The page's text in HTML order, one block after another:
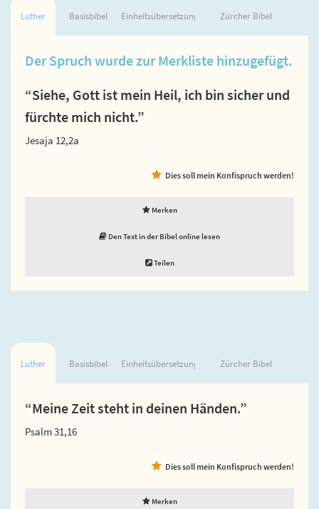
Luther Basisbibel Einheitsübersetzung Zürcher Bibel
Der Spruch wurde zur Merkliste hinzugefügt.
“Siehe, Gott ist mein Heil, ich bin sicher und
fürchte mich nicht.”
Jesaja 12,2a
Dies soll mein Konfispruch werden!
Merken
Den Text in der Bibel online lesen
Teilen
Luther Basisbibel Einheitsübersetzung Zürcher Bibel
“Meine Zeit steht in deinen Händen.”
Psalm 31,16
Dies soll mein Konfispruch werden!
Merken